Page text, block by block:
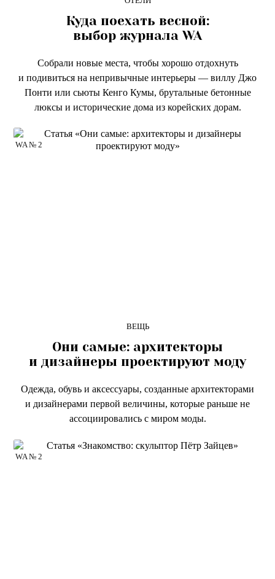
Куда поехать весной:
выбор журнала WA
Собрали новые места, чтобы хорошо отдохнуть
и подивиться на непривычные интерьеры — виллу Джо
Понти или сьюты Кенго Кумы, брутальные бетонные
люксы и исторические дома из корейских дорам.
WA № 2
ВЕЩЬ
Они самые: архитекторы
и дизайнеры проектируют моду
Одежда, обувь и аксессуары, созданные архитекторами
и дизайнерами первой величины, которые раньше не
ассоциировались с миром моды.
WA № 2